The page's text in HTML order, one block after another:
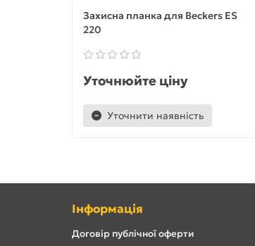
Захисна планка для Beckers ES
220
Уточнюйте ціну
Уточнити наявність
Інформація
Договір публічної оферти